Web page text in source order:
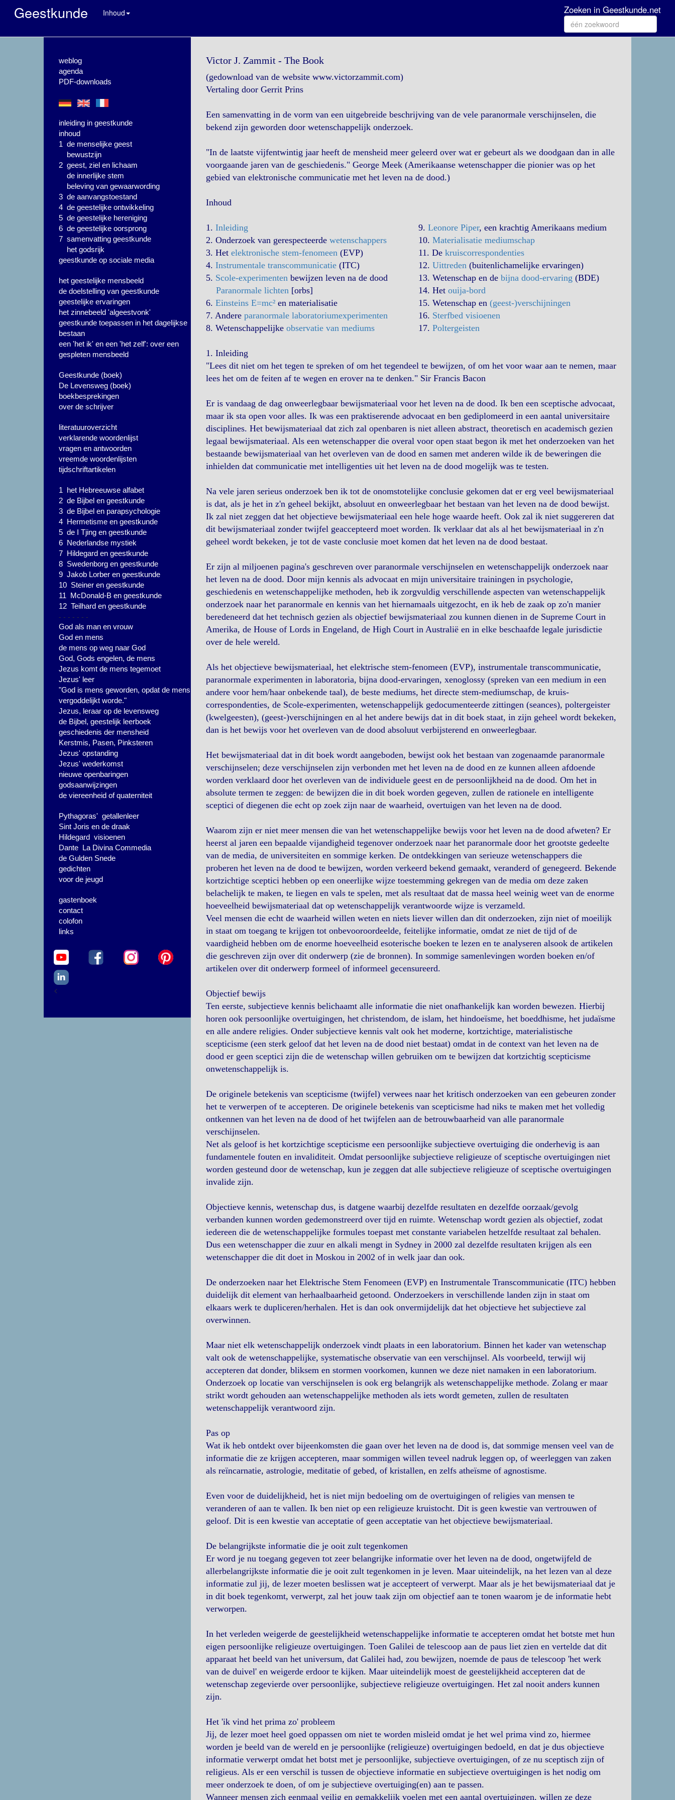
Geestkunde Inhoud Zoeken in Geestkunde.net
weblog
agenda
PDF-downloads
inleiding in geestkunde
inhoud
1 de menselijke geest
bewustzijn
2 geest, ziel en lichaam
de innerlijke stem
beleving van gewaarwording
3 de aanvangstoestand
4 de geestelijke ontwikkeling
5 de geestelijke hereniging
6 de geestelijke oorsprong
7 samenvatting geestkunde
het godsrijk
geestkunde op sociale media
het geestelijke mensbeeld
de doelstelling van geestkunde
geestelijke ervaringen
het zinnebeeld 'algeestvonk'
geestkunde toepassen in het dagelijkse
bestaan
een 'het ik' en een 'het zelf': over een
gespleten mensbeeld
Geestkunde (boek)
De Levensweg (boek)
boekbesprekingen
over de schrijver
literatuuroverzicht
verklarende woordenlijst
vragen en antwoorden
vreemde woordenlijsten
tijdschriftartikelen
1 het Hebreeuwse alfabet
2 de Bijbel en geestkunde
3 de Bijbel en parapsychologie
4 Hermetisme en geestkunde
5 de I Tjing en geestkunde
6 Nederlandse mystiek
7 Hildegard en geestkunde
8 Swedenborg en geestkunde
9 Jakob Lorber en geestkunde
10 Steiner en geestkunde
11 McDonald-B en geestkunde
12 Teilhard en geestkunde
- - - - - - -
God als man en vrouw
God en mens
de mens op weg naar God
God, Gods engelen, de mens
Jezus komt de mens tegemoet
Jezus' leer
"God is mens geworden, opdat de mens
vergoddelijkt worde."
Jezus, leraar op de levensweg
de Bijbel, geestelijk leerboek
geschiedenis der mensheid
Kerstmis, Pasen, Pinksteren
Jezus' opstanding
Jezus' wederkomst
nieuwe openbaringen
godsaanwijzingen
de viereenheid of quaterniteit
Pythagoras' getallenleer
Sint Joris en de draak
Hildegard visioenen
Dante La Divina Commedia
de Gulden Snede
gedichten
voor de jeugd
gastenboek
contact
colofon
links
<
Victor J. Zammit - The Book
(gedownload van de website www.victorzammit.com)
Vertaling door Gerrit Prins
Een samenvatting in de vorm van een uitgebreide beschrijving van de vele paranormale verschijnselen, die
bekend zijn geworden door wetenschappelijk onderzoek.
"In de laatste vijfentwintig jaar heeft de mensheid meer geleerd over wat er gebeurt als we doodgaan dan in alle
voorgaande jaren van de geschiedenis." George Meek (Amerikaanse wetenschapper die pionier was op het
gebied van elektronische communicatie met het leven na de dood.)
Inhoud
1. Inleiding
2. Onderzoek van gerespecteerde wetenschappers
3. Het elektronische stem-fenomeen(EVP)
4. Instrumentale transcommunicatie(ITC)
5. Scole-experimentenbewijzen leven na de dood
Paranormale lichten[orbs]
6. Einsteins E=mc²en materialisatie
7. Andere paranormale laboratoriumexperimenten
8. Wetenschappelijke observatie van mediums
9.Leonore Piper, een krachtig Amerikaans medium
10.Materialisatie mediumschap
11. Dekruiscorrespondenties
12.Uittreden (buitenlichamelijke ervaringen)
13. Wetenschap en debijna dood-ervaring (BDE)
14. Hetouija-bord
15. Wetenschap en(geest-)verschijningen
16. Sterfbed visioenen
17.Poltergeisten
1. Inleiding
"Lees dit niet om het tegen te spreken of om het tegendeel te bewijzen, of om het voor waar aan te nemen, maar
lees het om de feiten af te wegen en erover na te denken." Sir Francis Bacon
Er is vandaag de dag onweerlegbaar bewijsmateriaal voor het leven na de dood. Ik ben een sceptische advocaat,
maar ik sta open voor alles. Ik was een praktiserende advocaat en ben gediplomeerd in een aantal universitaire
disciplines. Het bewijsmateriaal dat zich zal openbaren is niet alleen abstract, theoretisch en academisch gezien
legaal bewijsmateriaal. Als een wetenschapper die overal voor open staat begon ik met het onderzoeken van het
bestaande bewijsmateriaal van het overleven van de dood en samen met anderen wilde ik de beweringen die
inhielden dat communicatie met intelligenties uit het leven na de dood mogelijk was te testen.
Na vele jaren serieus onderzoek ben ik tot de onomstotelijke conclusie gekomen dat er erg veel bewijsmateriaal
is dat, als je het in z'n geheel bekijkt, absoluut en onweerlegbaar het bestaan van het leven na de dood bewijst.
Ik zal niet zeggen dat het objectieve bewijsmateriaal een hele hoge waarde heeft. Ook zal ik niet suggereren dat
dit bewijsmateriaal zonder twijfel geaccepteerd moet worden. Ik verklaar dat als al het bewijsmateriaal in z'n
geheel wordt bekeken, je tot de vaste conclusie moet komen dat het leven na de dood bestaat.
Er zijn al miljoenen pagina's geschreven over paranormale verschijnselen en wetenschappelijk onderzoek naar
het leven na de dood. Door mijn kennis als advocaat en mijn universitaire trainingen in psychologie,
geschiedenis en wetenschappelijke methoden, heb ik zorgvuldig verschillende aspecten van wetenschappelijk
onderzoek naar het paranormale en kennis van het hiernamaals uitgezocht, en ik heb de zaak op zo'n manier
beredeneerd dat het technisch gezien als objectief bewijsmateriaal zou kunnen dienen in de Supreme Court in
Amerika, de House of Lords in Engeland, de High Court in Australië en in elke beschaafde legale jurisdictie
over de hele wereld.
Als het objectieve bewijsmateriaal, het elektrische stem-fenomeen (EVP), instrumentale transcommunicatie,
paranormale experimenten in laboratoria, bijna dood-ervaringen, xenoglossy (spreken van een medium in een
andere voor hem/haar onbekende taal), de beste mediums, het directe stem-mediumschap, de kruis-
correspondenties, de Scole-experimenten, wetenschappelijk gedocumenteerde zittingen (seances), poltergeister
(kwelgeesten), (geest-)verschijningen en al het andere bewijs dat in dit boek staat, in zijn geheel wordt bekeken,
dan is het bewijs voor het overleven van de dood absoluut verbijsterend en onweerlegbaar.
Het bewijsmateriaal dat in dit boek wordt aangeboden, bewijst ook het bestaan van zogenaamde paranormale
verschijnselen; deze verschijnselen zijn verbonden met het leven na de dood en ze kunnen alleen afdoende
worden verklaard door het overleven van de individuele geest en de persoonlijkheid na de dood. Om het in
absolute termen te zeggen: de bewijzen die in dit boek worden gegeven, zullen de rationele en intelligente
sceptici of diegenen die echt op zoek zijn naar de waarheid, overtuigen van het leven na de dood.
Waarom zijn er niet meer mensen die van het wetenschappelijke bewijs voor het leven na de dood afweten? Er
heerst al jaren een bepaalde vijandigheid tegenover onderzoek naar het paranormale door het grootste gedeelte
van de media, de universiteiten en sommige kerken. De ontdekkingen van serieuze wetenschappers die
proberen het leven na de dood te bewijzen, worden verkeerd bekend gemaakt, veranderd of genegeerd. Bekende
kortzichtige sceptici hebben op een oneerlijke wijze toestemming gekregen van de media om deze zaken
belachelijk te maken, te liegen en vals te spelen, met als resultaat dat de massa heel weinig weet van de enorme
hoeveelheid bewijsmateriaal dat op wetenschappelijk verantwoorde wijze is verzameld.
Veel mensen die echt de waarheid willen weten en niets liever willen dan dit onderzoeken, zijn niet of moeilijk
in staat om toegang te krijgen tot onbevooroordeelde, feitelijke informatie, omdat ze niet de tijd of de
vaardigheid hebben om de enorme hoeveelheid esoterische boeken te lezen en te analyseren alsook de artikelen
die geschreven zijn over dit onderwerp (zie de bronnen). In sommige samenlevingen worden boeken en/of
artikelen over dit onderwerp formeel of informeel gecensureerd.
Objectief bewijs
Ten eerste, subjectieve kennis belichaamt alle informatie die niet onafhankelijk kan worden bewezen. Hierbij
horen ook persoonlijke overtuigingen, het christendom, de islam, het hindoeïsme, het boeddhisme, het judaïsme
en alle andere religies. Onder subjectieve kennis valt ook het moderne, kortzichtige, materialistische
scepticisme (een sterk geloof dat het leven na de dood niet bestaat) omdat in de context van het leven na de
dood er geen sceptici zijn die de wetenschap willen gebruiken om te bewijzen dat kortzichtig scepticisme
onwetenschappelijk is.
De originele betekenis van scepticisme (twijfel) verwees naar het kritisch onderzoeken van een gebeuren zonder
het te verwerpen of te accepteren. De originele betekenis van scepticisme had niks te maken met het volledig
ontkennen van het leven na de dood of het twijfelen aan de betrouwbaarheid van alle paranormale
verschijnselen.
Net als geloof is het kortzichtige scepticisme een persoonlijke subjectieve overtuiging die onderhevig is aan
fundamentele fouten en invaliditeit. Omdat persoonlijke subjectieve religieuze of sceptische overtuigingen niet
worden gesteund door de wetenschap, kun je zeggen dat alle subjectieve religieuze of sceptische overtuigingen
invalide zijn.
Objectieve kennis, wetenschap dus, is datgene waarbij dezelfde resultaten en dezelfde oorzaak/gevolg
verbanden kunnen worden gedemonstreerd over tijd en ruimte. Wetenschap wordt gezien als objectief, zodat
iedereen die de wetenschappelijke formules toepast met constante variabelen hetzelfde resultaat zal behalen.
Dus een wetenschapper die zuur en alkali mengt in Sydney in 2000 zal dezelfde resultaten krijgen als een
wetenschapper die dit doet in Moskou in 2002 of in welk jaar dan ook.
De onderzoeken naar het Elektrische Stem Fenomeen (EVP) en Instrumentale Transcommunicatie (ITC) hebben
duidelijk dit element van herhaalbaarheid getoond. Onderzoekers in verschillende landen zijn in staat om
elkaars werk te dupliceren/herhalen. Het is dan ook onvermijdelijk dat het objectieve het subjectieve zal
overwinnen.
Maar niet elk wetenschappelijk onderzoek vindt plaats in een laboratorium. Binnen het kader van wetenschap
valt ook de wetenschappelijke, systematische observatie van een verschijnsel. Als voorbeeld, terwijl wij
accepteren dat donder, bliksem en stormen voorkomen, kunnen we deze niet namaken in een laboratorium.
Onderzoek op locatie van verschijnselen is ook erg belangrijk als wetenschappelijke methode. Zolang er maar
strikt wordt gehouden aan wetenschappelijke methoden als iets wordt gemeten, zullen de resultaten
wetenschappelijk verantwoord zijn.
Pas op
Wat ik heb ontdekt over bijeenkomsten die gaan over het leven na de dood is, dat sommige mensen veel van de
informatie die ze krijgen accepteren, maar sommigen willen teveel nadruk leggen op, of weerleggen van zaken
als reïncarnatie, astrologie, meditatie of gebed, of kristallen, en zelfs atheïsme of agnostisme.
Even voor de duidelijkheid, het is niet mijn bedoeling om de overtuigingen of religies van mensen te
veranderen of aan te vallen. Ik ben niet op een religieuze kruistocht. Dit is geen kwestie van vertrouwen of
geloof. Dit is een kwestie van acceptatie of geen acceptatie van het objectieve bewijsmateriaal.
De belangrijkste informatie die je ooit zult tegenkomen
Er word je nu toegang gegeven tot zeer belangrijke informatie over het leven na de dood, ongetwijfeld de
allerbelangrijkste informatie die je ooit zult tegenkomen in je leven. Maar uiteindelijk, na het lezen van al deze
informatie zul jij, de lezer moeten beslissen wat je accepteert of verwerpt. Maar als je het bewijsmateriaal dat je
in dit boek tegenkomt, verwerpt, zal het jouw taak zijn om objectief aan te tonen waarom je de informatie hebt
verworpen.
In het verleden weigerde de geestelijkheid wetenschappelijke informatie te accepteren omdat het botste met hun
eigen persoonlijke religieuze overtuigingen. Toen Galilei de telescoop aan de paus liet zien en vertelde dat dit
apparaat het beeld van het universum, dat Galilei had, zou bewijzen, noemde de paus de telescoop 'het werk
van de duivel' en weigerde erdoor te kijken. Maar uiteindelijk moest de geestelijkheid accepteren dat de
wetenschap zegevierde over persoonlijke, subjectieve religieuze overtuigingen. Het zal nooit anders kunnen
zijn.
Het 'ik vind het prima zo' probleem
Jij, de lezer moet heel goed oppassen om niet te worden misleid omdat je het wel prima vind zo, hiermee
worden je beeld van de wereld en je persoonlijke (religieuze) overtuigingen bedoeld, en dat je dus objectieve
informatie verwerpt omdat het botst met je persoonlijke, subjectieve overtuigingen, of ze nu sceptisch zijn of
religieus. Als er een verschil is tussen de objectieve informatie en subjectieve overtuigingen is het nodig om
meer onderzoek te doen, of om je subjectieve overtuiging(en) aan te passen.
Wanneer mensen zich eenmaal veilig en gemakkelijk voelen met een aantal overtuigingen, willen ze deze